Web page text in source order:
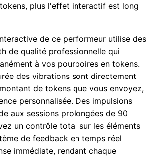
plus l'effet interactif est long
de ce performeur utilise des
de qualité professionnelle qui
à vos pourboires en tokens.
des vibrations sont directement
de tokens que vous envoyez,
personnalisée. Des impulsions
aux sessions prolongées de 90
un contrôle total sur les éléments
de feedback en temps réel
immédiate, rendant chaque